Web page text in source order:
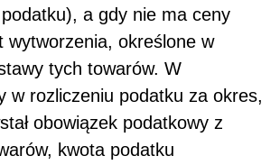
a gdy nie ma ceny
wytworzenia, określone w
tych towarów. W
w rozliczeniu podatku za okres,
obowiązek podatkowy z
kwota podatku